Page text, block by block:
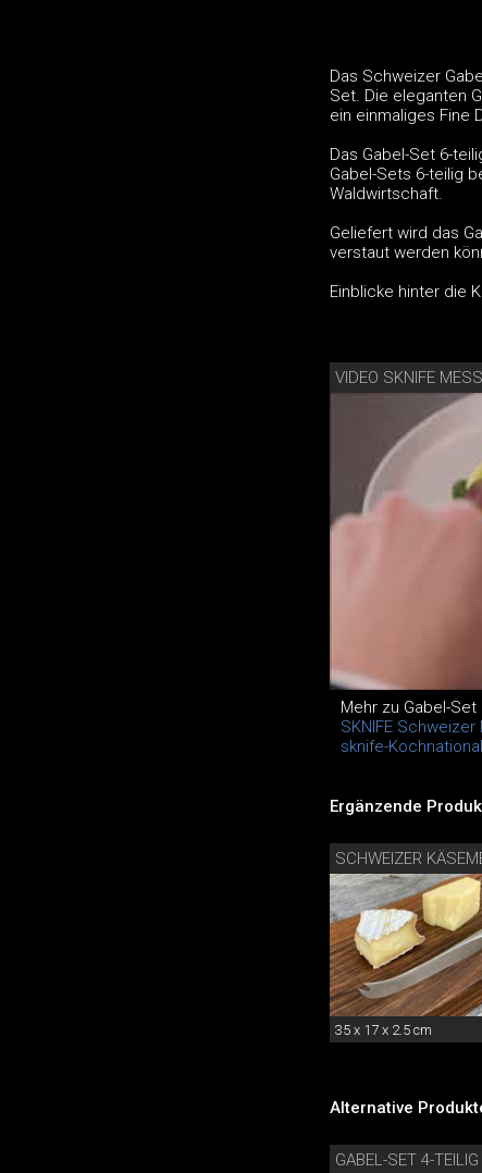
Das Schweizer
Set. Die eleganten
ein einmaliges Fine
Das Gabel-Set 6-
Gabel-Sets 6-teilig
Waldwirtschaft.
Geliefert wird das
verstaut werden
Einblicke hinter die
VIDEO SKNIFE
Mehr zu Gabel-Set
SKNIFE
sknife-
Ergänzende
35 x 17 x 2.5 cm
Alternative
GABEL-SET 4-TEILIG